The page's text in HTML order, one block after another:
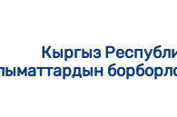
Кыргыз